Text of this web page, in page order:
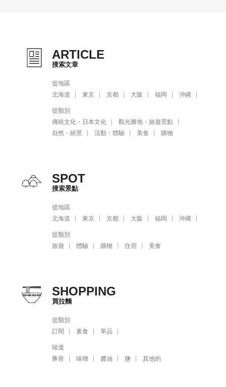
ARTICLE
搜索文章
從地區
北海道
東京 京都 大阪 福岡 沖縄
從類別
傳統文化・日本文化
觀光勝地・旅遊景點
自然・絕景
活動・體驗 美食 購物
SPOT
搜索景點
從地區
北海道
東京 京都 大阪 福岡 沖縄
從類別
旅遊
體驗 購物 住宿 美食
SHOPPING
買拉麵
從類別
訂閱
素食 單品
味道
豚骨
味噌 醬油 鹽 其他的